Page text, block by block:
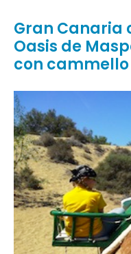
Gran Canaria
Oasis de
con cammello